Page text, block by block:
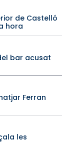
de Castelló
hora
bar acusat
Ferran
les